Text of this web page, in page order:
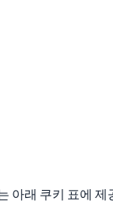
아래 쿠키 표에 제